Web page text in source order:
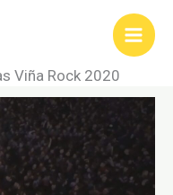
Viña Rock 2020